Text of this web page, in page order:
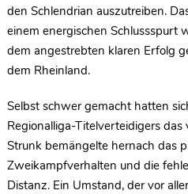
den Schlendrian auszutreiben.
einem energischen Schlussspurt
dem angestrebten klaren Erfolg
dem Rheinland.
Selbst schwer gemacht hatten
Regionalliga-Titelverteidigers das
Strunk bemängelte hernach das
Zweikampfverhalten und die
Distanz. Ein Umstand, der vor